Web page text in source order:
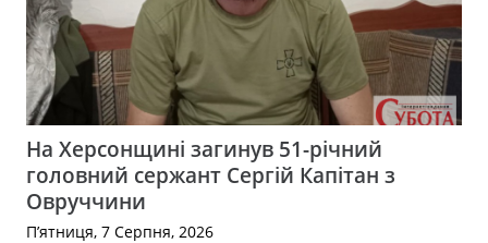
На Херсонщині загинув 51-річний
головний сержант Сергій Капітан з
Овруччини
П’ятниця, 7 Серпня, 2026